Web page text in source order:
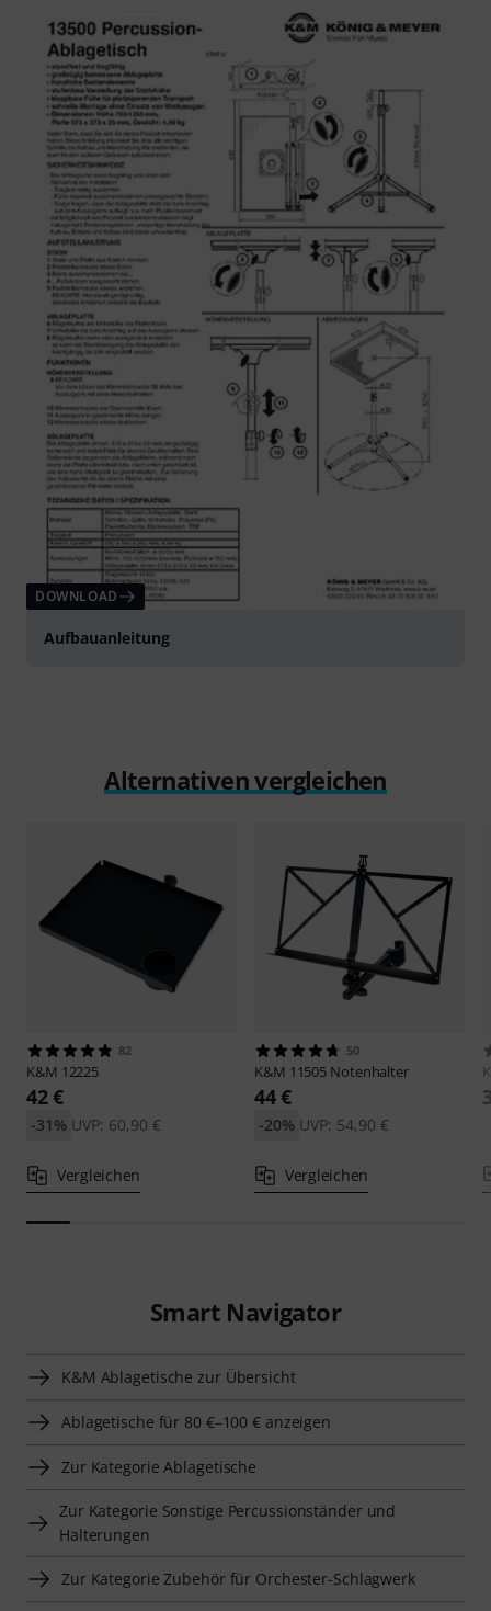
DOWNLOAD
Aufbauanleitung
Alternativen vergleichen
82
K&M 12225
42 €
UVP: 60,90 €
-31%
Vergleichen
50
K&M 11505 Notenhalter
44 €
UVP: 54,90 €
-20%
Vergleichen
Smart Navigator
K&M Ablagetische zur Übersicht
Ablagetische für 80 €–100 € anzeigen
Zur Kategorie Ablagetische
Zur Kategorie Sonstige Percussionständer und
Halterungen
Zur Kategorie Zubehör für Orchester-Schlagwerk